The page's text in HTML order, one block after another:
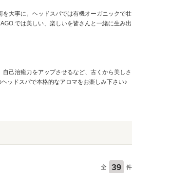
大事に。ヘッドスパでは有機オーガニックで壮
では美しい、楽しいを皆さんと一緒に生み出
己治癒力をアップさせるなど、古くから美しさ
ッドスパで本格的なアロマをお楽しみ下さい♪
全 39 件